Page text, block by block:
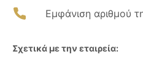
Εμφάνιση αριθμού
Σχετικά με την εταιρεία: